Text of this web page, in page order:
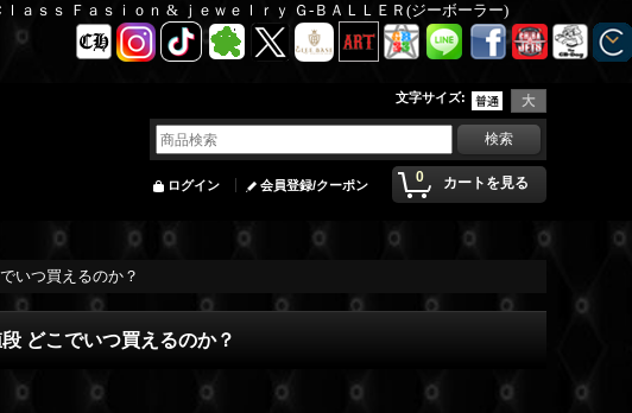
ａｓｓ Ｆａｓｉｏｎ & ｊｅｗｅｌｒｙ Ｇ-ＢＡＬＬＥＲ(ジーボーラー)
文字サイズ:
0 カートを見る
ログイン 会員登録/クーポン
いつ買えるのか？
どこでいつ買えるのか？